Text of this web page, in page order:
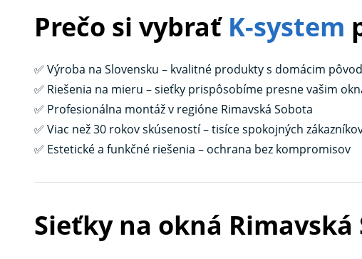
Prečo si vybrať K-system
✅ Výroba na Slovensku – kvalitné produkty s domácim
✅ Riešenia na mieru – sieťky prispôsobíme presne vašim
✅ Profesionálna montáž v regióne Rimavská Sobota
✅ Viac než 30 rokov skúseností – tisíce spokojných
✅ Estetické a funkčné riešenia – ochrana bez kompromisov
Sieťky na okná